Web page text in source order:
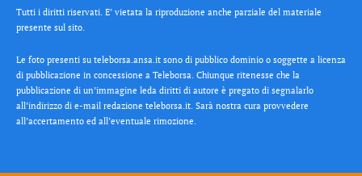
Tutti i diritti riservati. E’ vietata la riproduzione anche parziale del materiale
presente sul sito.
Le foto presenti su teleborsa.ansa.it sono di pubblico dominio o soggette a licenza
di pubblicazione in concessione a Teleborsa. Chiunque ritenesse che la
pubblicazione di un’immagine leda diritti di autore è pregato di segnalarlo
all’indirizzo di e-mail redazione teleborsa.it. Sarà nostra cura provvedere
all’accertamento ed all’eventuale rimozione.